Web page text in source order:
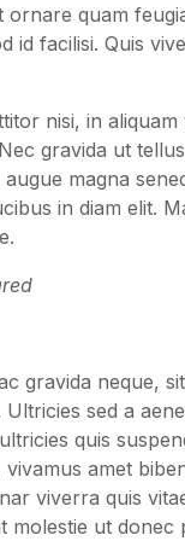
ornare quam
id facilisi. Quis
nisi, in aliquam
gravida ut
magna
in diam elit.
gravida neque,
sed a
quis
amet
viverra quis
molestie ut donec